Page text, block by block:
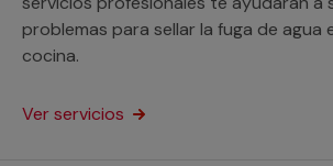
problemas para sellar la fuga de agua
cocina.
Ver servicios